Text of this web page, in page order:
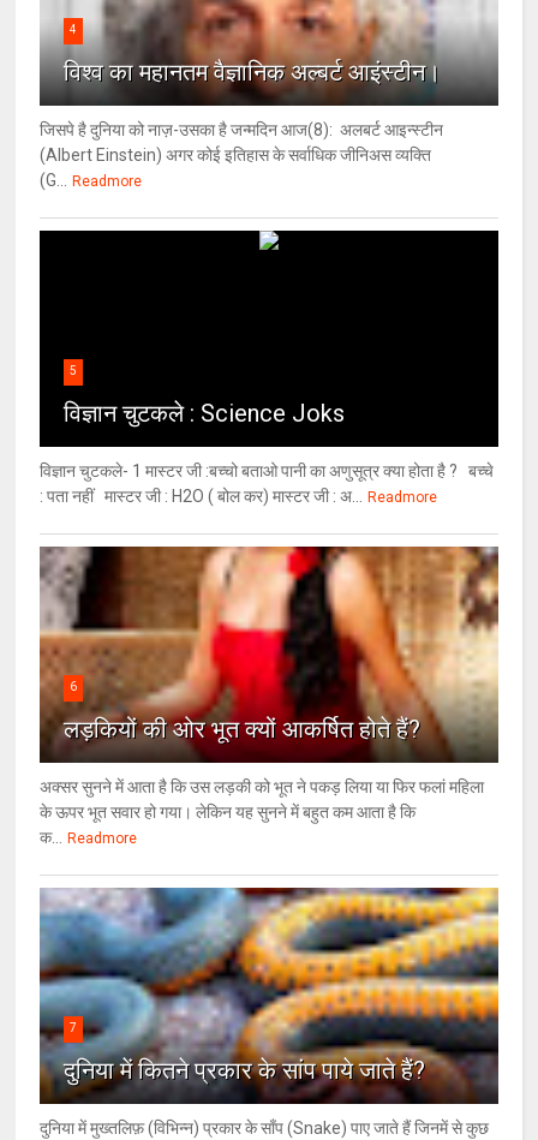
4
विश्‍व का महानतम वैज्ञानिक अल्बर्ट आइंस्टीन।
जिसपे है दुनिया को नाज़-उसका है जन्मदिन आज(8): अलबर्ट आइन्स्टीन
(Albert Einstein) अगर कोई इतिहास के सर्वाधिक जीनिअस व्यक्ति
(G...
Readmore
5
विज्ञान चुटकले : Science Joks
विज्ञान चुटकले- 1 मास्टर जी :बच्चो बताओ पानी का अणुसूत्र क्या होता है ? बच्चे
: पता नहीं मास्टर जी : H2O ( बोल कर) मास्टर जी : अ...
Readmore
6
लड़कियों की ओर भूत क्‍यों आकर्षित होते हैं?
अक्सर सुनने में आता है कि उस लड़की को भूत ने पकड़ लिया या फिर फलां महिला
के ऊपर भूत सवार हो गया। लेकिन यह सुनने में बहुत कम आता है कि
क...
Readmore
7
दुनिया में कितने प्रकार के सांप पाये जाते हैं?
दुनिया में मुख्तलिफ़ (विभिन्न) प्रकार के साँप (Snake) पाए जाते हैं जिनमें से कुछ